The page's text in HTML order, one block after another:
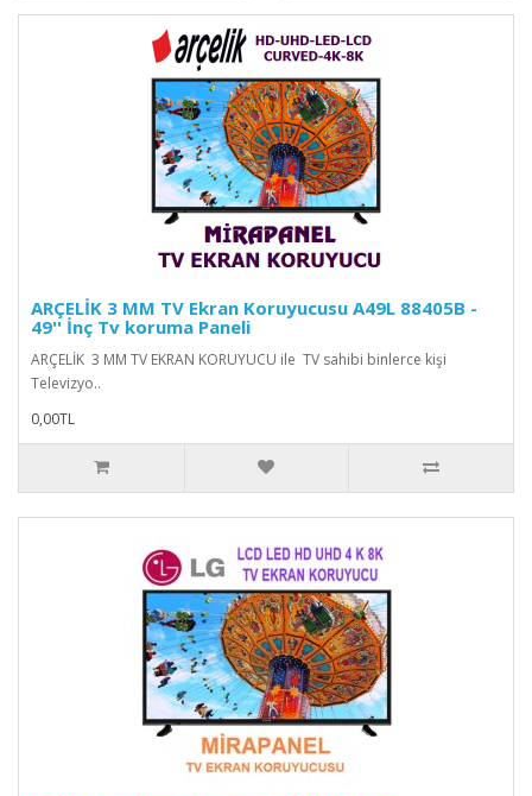
ARÇELİK 3 MM TV Ekran Koruyucusu A49L 88405B -
49'' İnç Tv koruma Paneli
ARÇELİK 3 MM TV EKRAN KORUYUCU ile TV sahibi binlerce kişi
Televizyo..
0,00TL